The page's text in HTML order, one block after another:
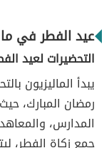
عيد الفطر في
التحضيرات لعيد
يبدأ الماليزيون
رمضان المبارك،
المدارس،
جمع زكاة الفطر،